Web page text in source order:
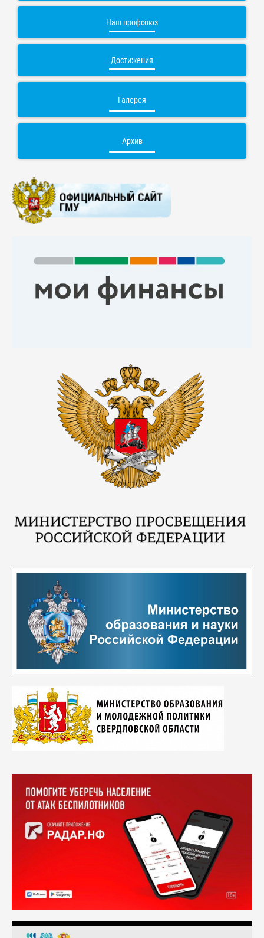
Наш профсоюз
Достижения
Галерея
Архив